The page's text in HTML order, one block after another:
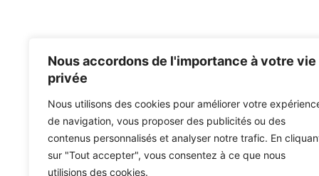
Nous accordons de l'importance à votre vie
privée
Nous utilisons des cookies pour améliorer votre
de navigation, vous proposer des publicités ou des
contenus personnalisés et analyser notre trafic. En
sur "Tout accepter", vous consentez à ce que nous
utilisions des cookies.